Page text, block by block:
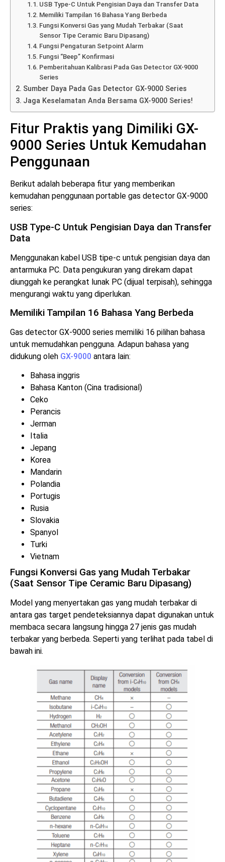
USB Type-C Untuk Pengisian Daya dan Transfer Data
Memiliki Tampilan 16 Bahasa Yang Berbeda
Fungsi Konversi Gas yang Mudah Terbakar (Saat
Sensor Tipe Ceramic Baru Dipasang)
Fungsi Pengaturan Setpoint Alarm
Fungsi “Beep” Konfirmasi
Pemberitahuan Kalibrasi Pada Gas Detector GX-9000
Series
Sumber Daya Pada Gas Detector GX-9000 Series
Jaga Keselamatan Anda Bersama GX-9000 Series!
Fitur Praktis yang Dimiliki GX-
9000 Series Untuk Kemudahan
Penggunaan
Berikut adalah beberapa fitur yang memberikan
kemudahan penggunaan portable gas detector GX-9000
series:
USB Type-C Untuk Pengisian Daya dan Transfer
Data
Menggunakan kabel USB tipe-c untuk pengisian daya dan
antarmuka PC. Data pengukuran yang direkam dapat
diunggah ke perangkat lunak PC (dijual terpisah), sehingga
mengurangi waktu yang diperlukan.
Memiliki Tampilan 16 Bahasa Yang Berbeda
Gas detector GX-9000 series memiliki 16 pilihan bahasa
untuk memudahkan pengguna. Adapun bahasa yang
didukung oleh GX-9000 antara lain:
Bahasa inggris
Bahasa Kanton (Cina tradisional)
Ceko
Perancis
Jerman
Italia
Jepang
Korea
Mandarin
Polandia
Portugis
Rusia
Slovakia
Spanyol
Turki
Vietnam
Fungsi Konversi Gas yang Mudah Terbakar
(Saat Sensor Tipe Ceramic Baru Dipasang)
Model yang menyertakan gas yang mudah terbakar di
antara gas target pendeteksiannya dapat digunakan untuk
membaca secara langsung hingga 27 jenis gas mudah
terbakar yang berbeda. Seperti yang terlihat pada tabel di
bawah ini.